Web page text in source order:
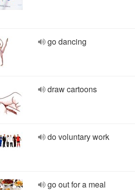
go dancing
draw cartoons
do voluntary work
go out for a meal